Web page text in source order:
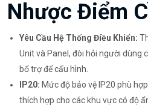
Nhược Điểm
Yêu Cầu Hệ Thống Điều Khiển:
Unit và Panel, đòi hỏi người dùng
bổ trợ để cấu hình.
IP20: Mức độ bảo vệ IP20 phù
thích hợp cho các khu vực có độ